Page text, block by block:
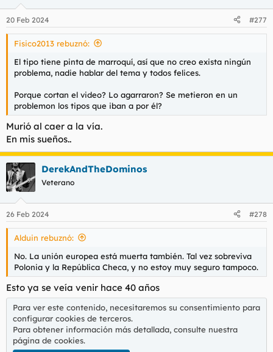
e
s
20 Feb 2024 #277
Fisico2013 rebuznó:
El tipo tiene pinta de marroquí, así que no creo exista ningún
problema, nadie hablar del tema y todos felices.
Porque cortan el video? Lo agarraron? Se metieron en un
problemon los tipos que iban a por él?
Murió al caer a la vía.
En mis sueños..
DerekAndTheDominos
Veterano
26 Feb 2024 #278
Alduin rebuznó:
No. La unión europea está muerta también. Tal vez sobreviva
Polonia y la República Checa, y no estoy muy seguro tampoco.
Esto ya se veía venir hace 40 años
Para ver este contenido, necesitaremos su consentimiento para
configurar cookies de terceros.
Para obtener información más detallada, consulte nuestra
página de cookies.